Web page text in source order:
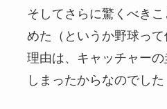
そしてさらに驚くべき
めた（というか野球って
理由は、キャッチャー
しまったからなのでした